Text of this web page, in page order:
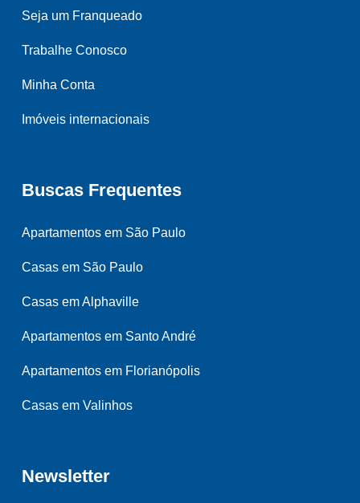
Seja um Franqueado
Trabalhe Conosco
Minha Conta
Imóveis internacionais
Buscas Frequentes
Apartamentos em São Paulo
Casas em São Paulo
Casas em Alphaville
Apartamentos em Santo André
Apartamentos em Florianópolis
Casas em Valinhos
Newsletter